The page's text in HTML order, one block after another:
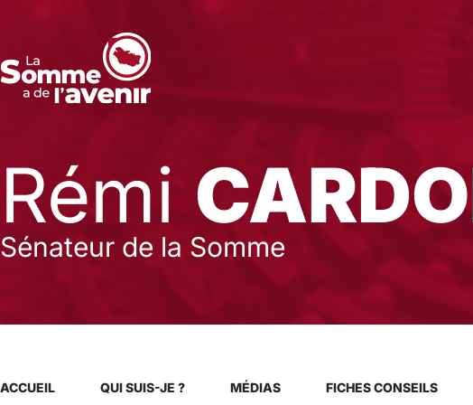
Rémi
Sénateur de la Somme
ACCUEIL QUI SUIS-JE ? MÉDIAS FICHES CONSEILS